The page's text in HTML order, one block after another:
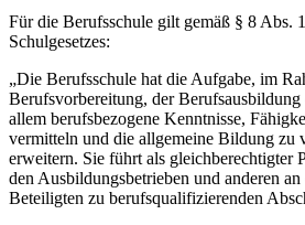
Für die Berufsschule gilt gemäß § 8 Abs.
Schulgesetzes:
„Die Berufsschule hat die Aufgabe, im
Berufsvorbereitung, der
allem berufsbezogene Kenntnisse,
vermitteln und die allgemeine Bildung zu
erweitern. Sie führt als gleichberechtigter
den Ausbildungsbetrieben und anderen
Beteiligten zu berufsqualifizierenden